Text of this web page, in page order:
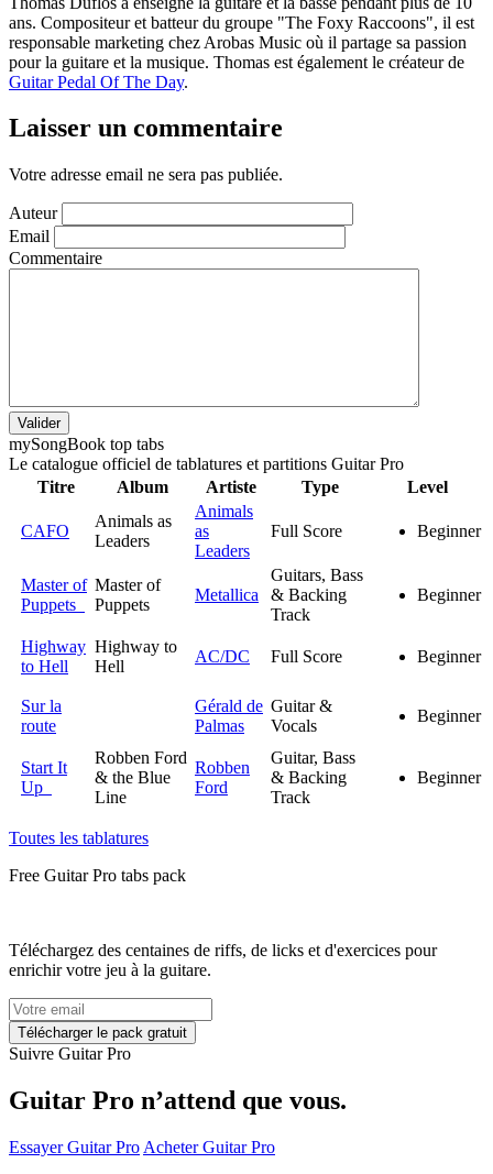
ans. Compositeur et batteur du groupe "The Foxy Raccoons", il est
responsable marketing chez Arobas Music où il partage sa passion
pour la guitare et la musique. Thomas est également le créateur de
Guitar Pedal Of The Day.
Laisser un commentaire
Votre adresse email ne sera pas publiée.
Auteur
Email
Commentaire
Valider
mySongBook top tabs
Le catalogue officiel de tablatures et partitions Guitar Pro
Titre
Album Artiste Type Level
CAFO
Animals as
Leaders
Animals
as
Leaders
Full Score Beginner
Master of
Puppets
Master of
Puppets
Metallica
Guitars, Bass
& Backing
Track
Beginner
Highway
to Hell
Highway to
Hell
AC/DC Full Score Beginner
Sur la
route
Gérald de
Palmas
Guitar &
Vocals
Beginner
Start It
Up
Robben Ford
& the Blue
Line
Robben
Ford
Guitar, Bass
& Backing
Track
Beginner
Toutes les tablatures
Free Guitar Pro tabs pack
Téléchargez des centaines de riffs, de licks et d'exercices pour
enrichir votre jeu à la guitare.
Suivre Guitar Pro
Guitar Pro n’attend que vous.
Essayer Guitar Pro Acheter Guitar Pro